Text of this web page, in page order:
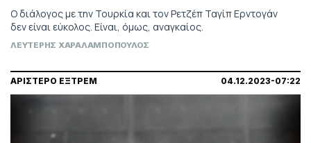
Ο διάλογος με την Τουρκία και τον Ρετζέπ Ταγίπ Ερντογάν
δεν είναι εύκολος. Είναι, όμως, αναγκαίος.
ΛΕΥΤΕΡΗΣ ΧΑΡΑΛΑΜΠΟΠΟΥΛΟΣ
ΑΡΙΣΤΕΡΟ ΕΞΤΡΕΜ 04.12.2023-07:22